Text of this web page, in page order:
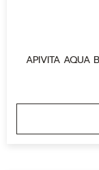
APIVITA AQUA